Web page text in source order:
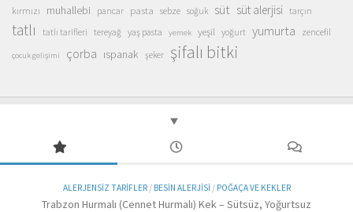
kırmızı muhallebi pancar pasta sebze soğuk süt süt alerjisi tarçın
tatlı tatlı tarifleri tereyağ yaş pasta yemek yeşil yoğurt yumurta zencefil
çocuk gelişimi çorba ıspanak şeker şifalı bitki
ALERJENSIZ TARIFLER/ BESIN ALERJISI / POĞAÇA VE KEKLER
Trabzon Hurmalı (Cennet Hurmalı) Kek – Sütsüz, Yoğurtsuz